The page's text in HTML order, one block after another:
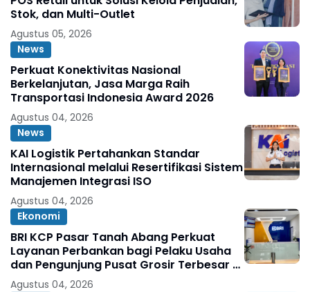
Stok, dan Multi-Outlet
Agustus 05, 2026
News
Perkuat Konektivitas Nasional
Berkelanjutan, Jasa Marga Raih
Transportasi Indonesia Award 2026
Agustus 04, 2026
News
KAI Logistik Pertahankan Standar
Internasional melalui Resertifikasi Sistem
Manajemen Integrasi ISO
Agustus 04, 2026
Ekonomi
BRI KCP Pasar Tanah Abang Perkuat
Layanan Perbankan bagi Pelaku Usaha
dan Pengunjung Pusat Grosir Terbesar di
Indonesia
Agustus 04, 2026